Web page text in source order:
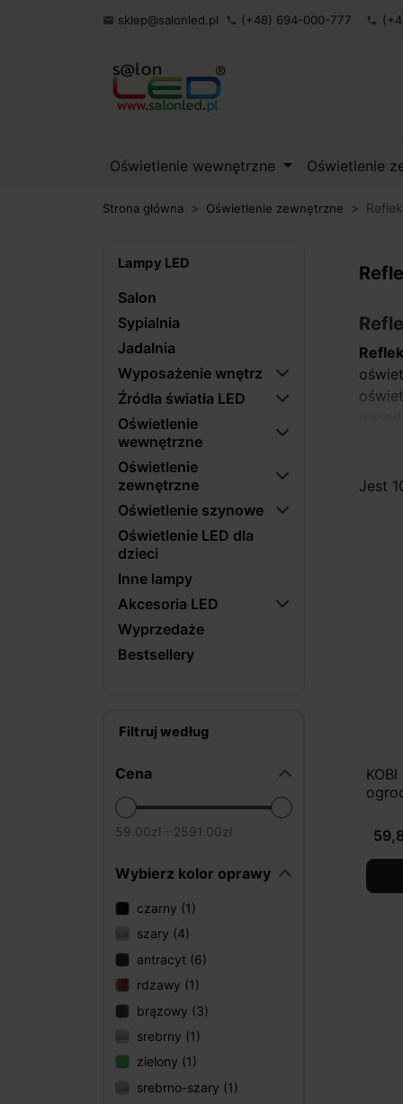
 sklep@salonled.pl phone (+48) 694-000-777 phone
Oświetlenie wewnętrzne Oświetlenie
Strona główna Oświetlenie zewnętrzne
Lampy LED
Salon
Sypialnia
Jadalnia
Wyposażenie wnętrz
Źródła światła LED
Oświetlenie
wewnętrzne
Oświetlenie
zewnętrzne
Oświetlenie szynowe
Oświetlenie LED dla
dzieci
Inne lampy
Akcesoria LED
Wyprzedaże
Bestsellery
Filtruj według
Cena
59.00zł - 2591.00zł
Wybierz kolor oprawy
czarny (1)
szary (4)
antracyt (6)
rdzawy (1)
brązowy (3)
srebrny (1)
zielony (1)
srebrno-szary (1)
Jak
się
Jest